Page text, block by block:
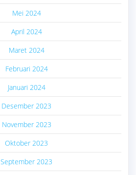
Mei 2024
April 2024
Maret 2024
Februari 2024
Januari 2024
Desember 2023
November 2023
Oktober 2023
September 2023